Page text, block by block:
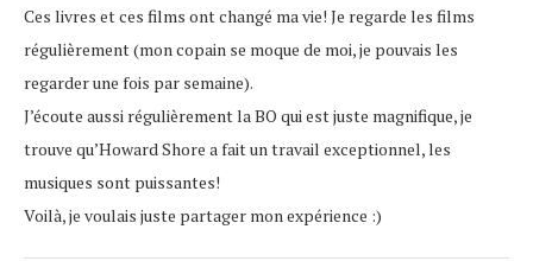
Ces livres et ces films ont changé ma vie! Je regarde les films
régulièrement (mon copain se moque de moi, je pouvais les
regarder une fois par semaine).
J’écoute aussi régulièrement la BO qui est juste magnifique, je
trouve qu’Howard Shore a fait un travail exceptionnel, les
musiques sont puissantes!
Voilà, je voulais juste partager mon expérience :)